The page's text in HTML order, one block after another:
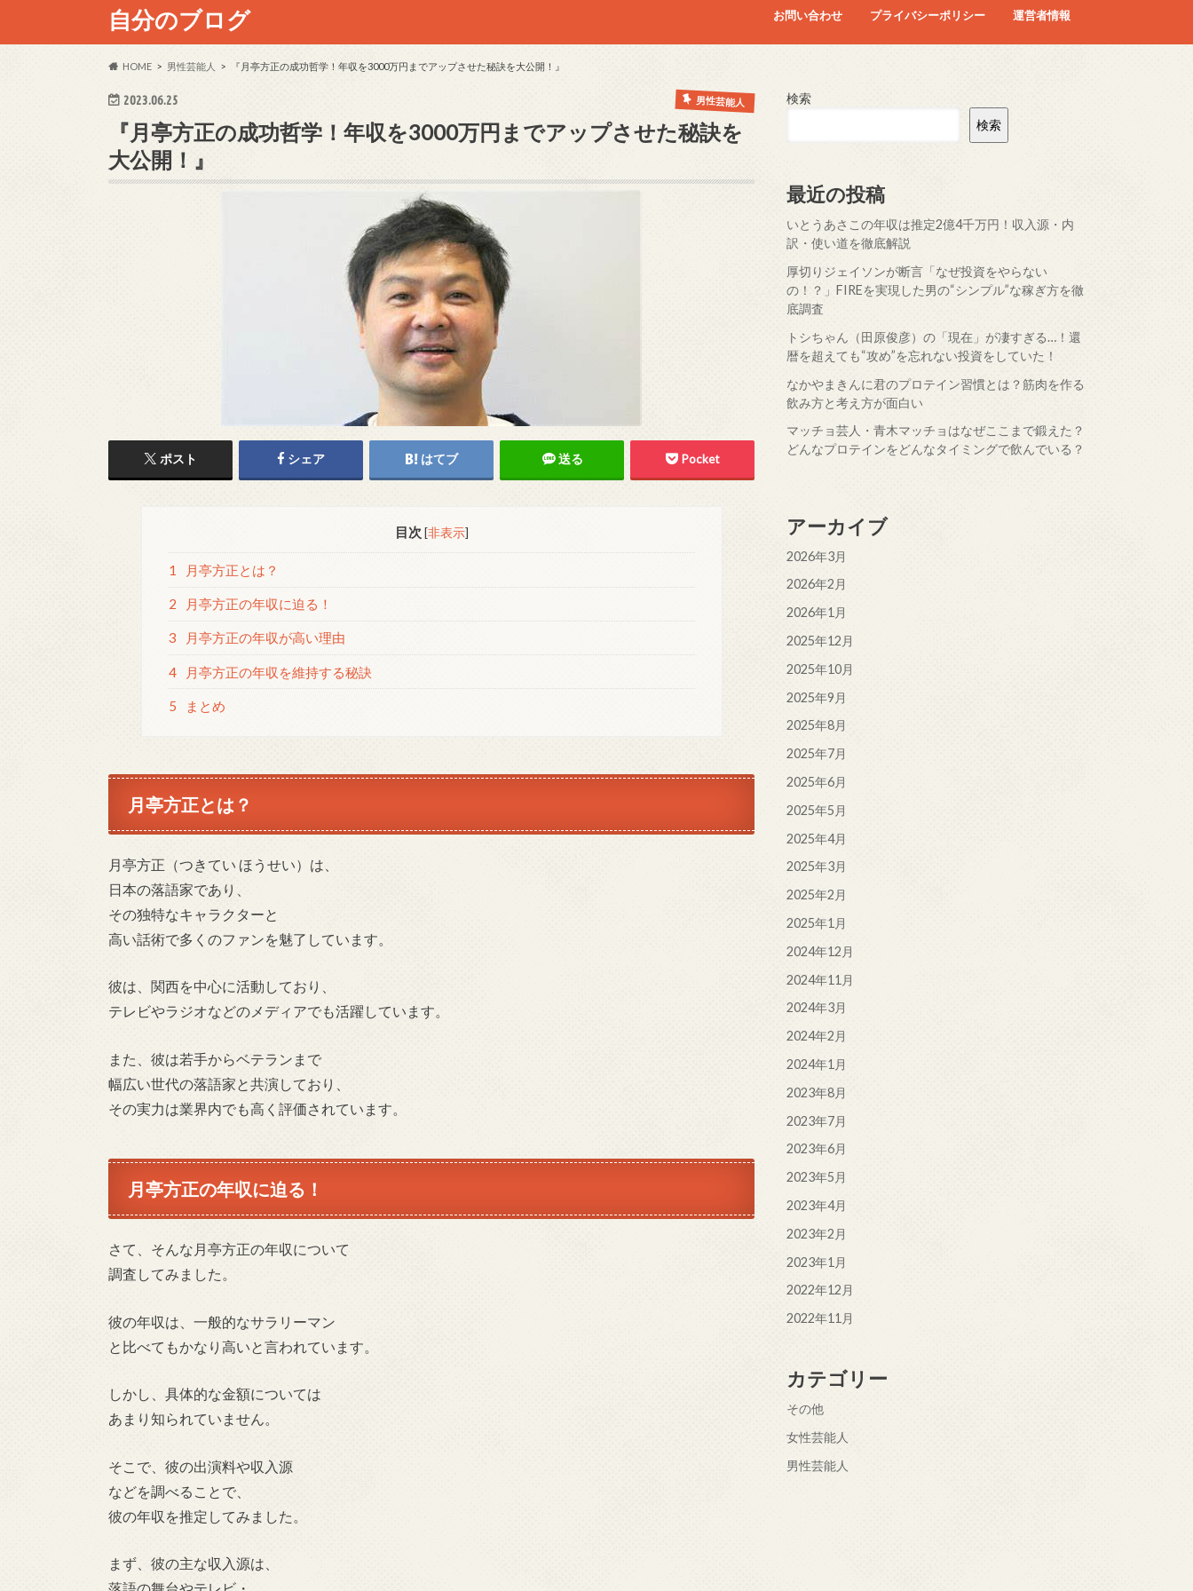
自分のブログ お問い合わせ プライバシーポリシー 運営者情報
HOME 男性芸能人 『月亭方正の成功哲学！年収を3000万円までアップさせた秘訣を大公開！』
2023.06.25 男性芸能人
『月亭方正の成功哲学！年収を3000万円までアップさせた秘訣を
大公開！』
ポスト シェア はてブ 送る Pocket
目次 [非表示]
1 月亭方正とは？
2 月亭方正の年収に迫る！
3 月亭方正の年収が高い理由
4 月亭方正の年収を維持する秘訣
5 まとめ
月亭方正とは？
月亭方正（つきてい ほうせい）は、
日本の落語家であり、
その独特なキャラクターと
高い話術で多くのファンを魅了しています。
彼は、関西を中心に活動しており、
テレビやラジオなどのメディアでも活躍しています。
また、彼は若手からベテランまで
幅広い世代の落語家と共演しており、
その実力は業界内でも高く評価されています。
月亭方正の年収に迫る！
さて、そんな月亭方正の年収について
調査してみました。
彼の年収は、一般的なサラリーマン
と比べてもかなり高いと言われています。
しかし、具体的な金額については
あまり知られていません。
そこで、彼の出演料や収入源
などを調べることで、
彼の年収を推定してみました。
まず、彼の主な収入源は、
検索
検索
最近の投稿
いとうあさこの年収は推定2億4千万円！収入源・内
訳・使い道を徹底解説
厚切りジェイソンが断言「なぜ投資をやらない
の！？」FIREを実現した男の“シンプル”な稼ぎ方を徹
底調査
トシちゃん（田原俊彦）の「現在」が凄すぎる…！還
暦を超えても“攻め”を忘れない投資をしていた！
なかやまきんに君のプロテイン習慣とは？筋肉を作る
飲み方と考え方が面白い
マッチョ芸人・青木マッチョはなぜここまで鍛えた？
どんなプロテインをどんなタイミングで飲んでいる？
アーカイブ
2026年3月
2026年2月
2026年1月
2025年12月
2025年10月
2025年9月
2025年8月
2025年7月
2025年6月
2025年5月
2025年4月
2025年3月
2025年2月
2025年1月
2024年12月
2024年11月
2024年3月
2024年2月
2024年1月
2023年8月
2023年7月
2023年6月
2023年5月
2023年4月
2023年2月
2023年1月
2022年12月
2022年11月
カテゴリー
その他
女性芸能人
男性芸能人